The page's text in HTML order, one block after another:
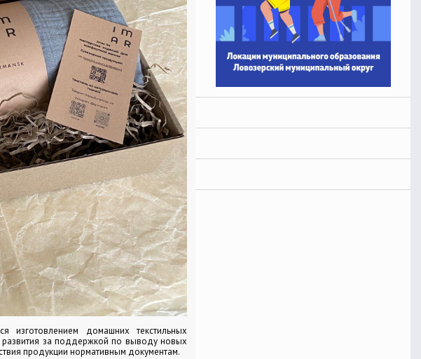
изготовлением домашних текстильных
развития за поддержкой по выводу новых
продукции нормативным документам.